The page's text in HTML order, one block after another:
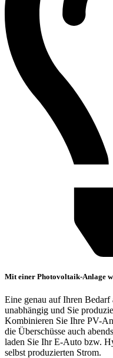
Mit einer Photovoltaik-Anlage
Eine genau auf Ihren
unabhängig und Sie
Kombinieren Sie Ihre PV-
die Überschüsse auch
laden Sie Ihr E-Auto bzw.
selbst produzierten Strom.